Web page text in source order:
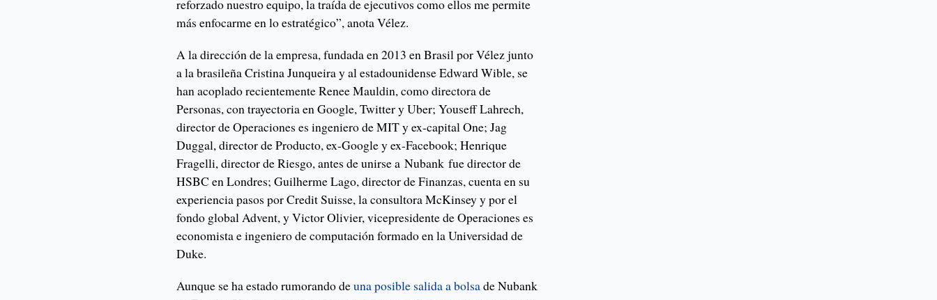
reforzado nuestro equipo, la traída de ejecutivos como ellos me permite
más enfocarme en lo estratégico”, anota Vélez.
A la dirección de la empresa, fundada en 2013 en Brasil por Vélez junto
a la brasileña Cristina Junqueira y al estadounidense Edward Wible, se
han acoplado recientemente Renee Mauldin, como directora de
Personas, con trayectoria en Google, Twitter y Uber; Youseff Lahrech,
director de Operaciones es ingeniero de MIT y ex-capital One; Jag
Duggal, director de Producto, ex-Google y ex-Facebook; Henrique
Fragelli, director de Riesgo, antes de unirse a Nubank fue director de
HSBC en Londres; Guilherme Lago, director de Finanzas, cuenta en su
experiencia pasos por Credit Suisse, la consultora McKinsey y por el
fondo global Advent, y Victor Olivier, vicepresidente de Operaciones es
economista e ingeniero de computación formado en la Universidad de
Duke.
Aunque se ha estado rumorando deuna posible salida a bolsade Nubank